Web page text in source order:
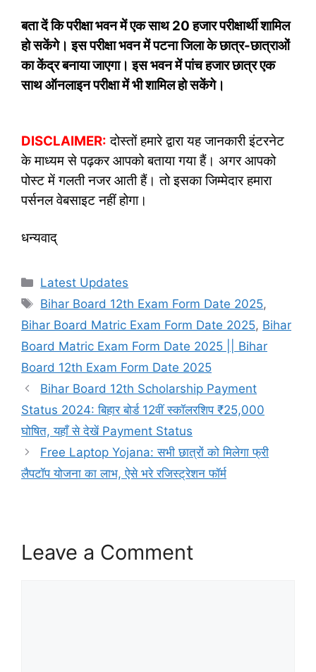
बता दें कि परीक्षा भवन में एक साथ 20 हजार परीक्षार्थी शामिल
हो सकेंगे। इस परीक्षा भवन में पटना जिला के छात्र-छात्राओं
का केंद्र बनाया जाएगा। इस भवन में पांच हजार छात्र एक
साथ ऑनलाइन परीक्षा में भी शामिल हो सकेंगे।
DISCLAIMER: दोस्तों हमारे द्वारा यह जानकारी इंटरनेट
के माध्यम से पढ़कर आपको बताया गया हैं। अगर आपको
पोस्ट में गलती नजर आती हैं। तो इसका जिम्मेदार हमारा
पर्सनल वेबसाइट नहीं होगा।
धन्यवाद्
Categories
Latest Updates
Tags
Bihar Board 12th Exam Form Date 2025,
Bihar Board Matric Exam Form Date 2025, Bihar
Board Matric Exam Form Date 2025 || Bihar
Board 12th Exam Form Date 2025
Bihar Board 12th Scholarship Payment
Status 2024: बिहार बोर्ड 12वीं स्कॉलरशिप ₹25,000
घोषित, यहाँ से देखें Payment Status
Free Laptop Yojana: सभी छात्रों को मिलेगा फ्री
लैपटॉप योजना का लाभ, ऐसे भरे रजिस्ट्रेशन फॉर्म
Leave a Comment